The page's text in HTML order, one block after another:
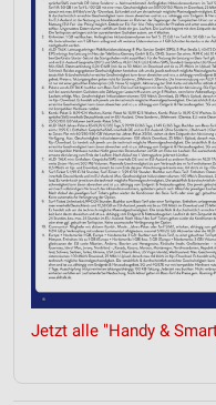
Jetzt alle "Handy &